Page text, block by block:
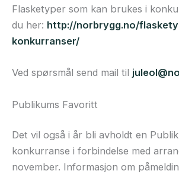
Flasketyper som kan brukes i
du her: http://norbrygg.no/
konkurranser/
Ved spørsmål send mail til
Publikums Favoritt
Det vil også i år bli avholdt en
konkurranse i forbindelse med
november. Informasjon om